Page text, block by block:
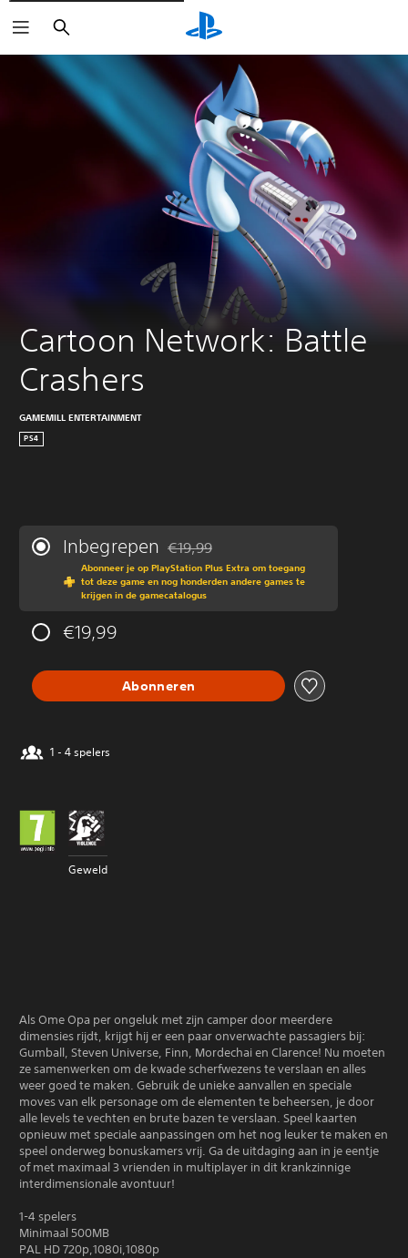
Zoeken
Cartoon Network: Battle
Crashers
GAMEMILL ENTERTAINMENT
PS4
Inbegrepen Korting ten opzichte van de
€19,99
Abonneer je op PlayStation Plus Extra om toegang
tot deze game en nog honderden andere games te
krijgen in de gamecatalogus
€19,99
Abonneren
1 - 4 spelers
Geweld
Als Ome Opa per ongeluk met zijn camper door meerdere
dimensies rijdt, krijgt hij er een paar onverwachte passagiers bij:
Gumball, Steven Universe, Finn, Mordechai en Clarence! Nu moeten
ze samenwerken om de kwade scherfwezens te verslaan en alles
weer goed te maken. Gebruik de unieke aanvallen en speciale
moves van elk personage om de elementen te beheersen, je door
alle levels te vechten en brute bazen te verslaan. Speel kaarten
opnieuw met speciale aanpassingen om het nog leuker te maken en
speel onderweg bonuskamers vrij. Ga de uitdaging aan in je eentje
of met maximaal 3 vrienden in multiplayer in dit krankzinnige
interdimensionale avontuur!
1-4 spelers
Minimaal 500MB
PAL HD 720p,1080i,1080p